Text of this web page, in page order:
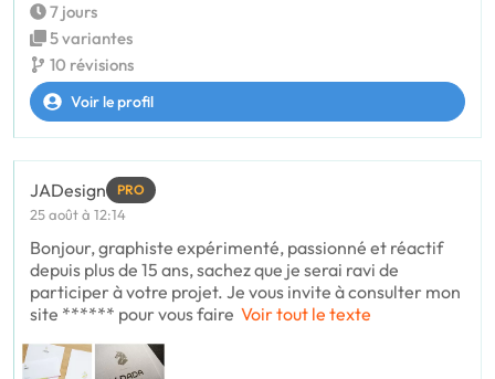
7 jours
5 variantes
10 révisions
Voir le profil
JADesign PRO
25 août à 12:14
Bonjour, graphiste expérimenté, passionné et réactif
depuis plus de 15 ans, sachez que je serai ravi de
participer à votre projet. Je vous invite à consulter mon
site ****** pour vous faire Voir tout le texte